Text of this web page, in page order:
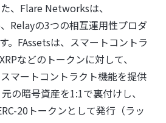
、Flare Networksは、
Relayの3つの相互運用性プロダ
。FAssetsは、スマートコントラ
などのトークンに対して、
マートコントラクト機能を提供
の暗号資産を1:1で裏付けし、
20トークンとして発行（ラッ